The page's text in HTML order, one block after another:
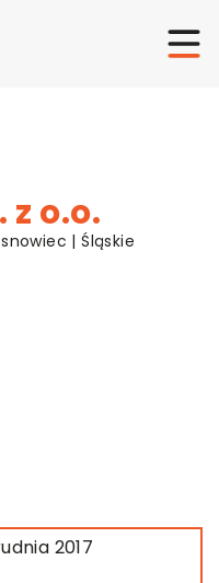
z o.o.
| Śląskie
2017